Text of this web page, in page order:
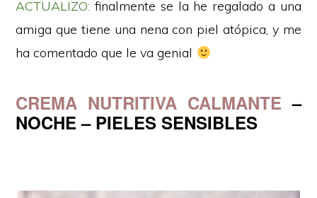
ACTUALIZO: finalmente se la he regalado a una
amiga que tiene una nena con piel atópica, y me
ha comentado que le va genial
CREMA NUTRITIVA CALMANTE –
NOCHE – PIELES SENSIBLES